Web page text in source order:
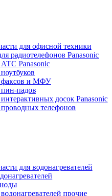
для офисной техники
радиотелефонов Panasonic
АТС Panasonic
факсов и МФУ
пин-падов
досок Panasonic
проводных телефонов
для водонагревателей
прочие